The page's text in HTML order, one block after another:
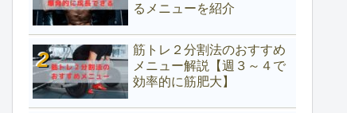
るメニューを紹介
筋トレ２分割法のおすすめ
メニュー解説【週３～４で
効率的に筋肥大】